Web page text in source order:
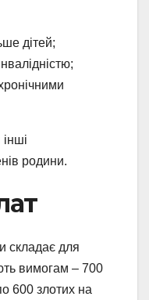
дітей;
родини.
складає для
вимогам – 700
600 злотих на